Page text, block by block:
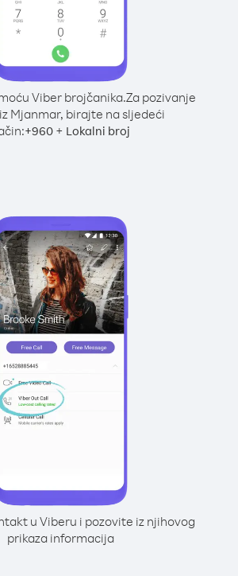
Viber brojčanika.Za pozivanje
Mjanmar, birajte na sljedeći
+960 + Lokalni broj
u Viberu i pozovite iz njihovog
prikaza informacija